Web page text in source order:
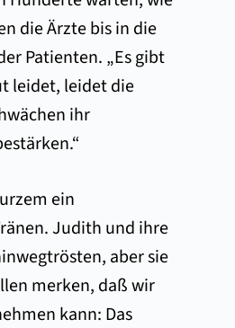
die Ärzte bis in die
Patienten. „Es gibt
leidet, leidet die
ihr
ein
Judith und ihre
aber sie
merken, daß wir
kann: Das